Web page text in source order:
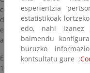
compostaje. En 2011,
domésticas de la
esta ciudad: de las 1.986
a vecinos y vecinas de Rivas.
El proyecto continúa
100 nuevas inscripciones,
esperientzia
estatistikoak
edo, nahi izanez
baimendu
buruzko
kontsultatu gure ;